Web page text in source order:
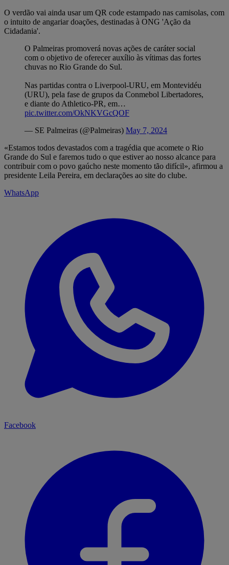
O verdão vai ainda usar um QR code estampado nas camisolas, com
o intuito de angariar doações, destinadas à ONG 'Ação da
Cidadania'.
O Palmeiras promoverá novas ações de caráter social
com o objetivo de oferecer auxílio às vítimas das fortes
chuvas no Rio Grande do Sul.
Nas partidas contra o Liverpool-URU, em Montevidéu
(URU), pela fase de grupos da Conmebol Libertadores,
e diante do Athletico-PR, em…
pic.twitter.com/OkNKVGcQOF
— SE Palmeiras (@Palmeiras) May 7, 2024
«Estamos todos devastados com a tragédia que acomete o Rio
Grande do Sul e faremos tudo o que estiver ao nosso alcance para
contribuir com o povo gaúcho neste momento tão difícil», afirmou a
presidente Leila Pereira, em declarações ao site do clube.
WhatsApp
Facebook